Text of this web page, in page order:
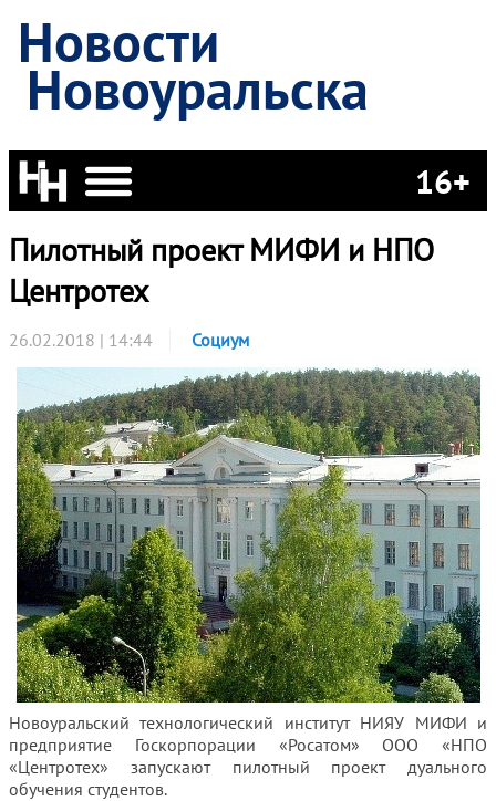
Новости
Новоуральска
16+
Пилотный проект МИФИ и НПО
Центротех
26.02.2018 | 14:44 Социум
Новоуральский технологический институт НИЯУ МИФИ и
предприятие Госкорпорации «Росатом» ООО «НПО
«Центротех» запускают пилотный проект дуального
обучения студентов.